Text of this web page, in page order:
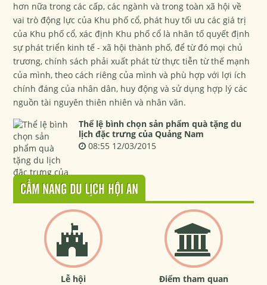
hơn nữa trong các cấp, các ngành và trong toàn xã hội về
vai trò động lực của Khu phố cổ, phát huy tối ưu các giá trị
của Khu phố cổ, xác định Khu phố cổ là nhân tố quyết định
sự phát triển kinh tế - xã hội thành phố, để từ đó mọi chủ
trương, chính sách phải xuất phát từ thực tiễn từ thế mạnh
của mình, theo cách riêng của mình và phù hợp với lợi ích
chính đáng của nhân dân, huy động và sử dụng hợp lý các
nguồn tài nguyên thiên nhiên và nhân văn.
Thể lệ bình chọn sản phẩm quà tặng du
lịch đặc trưng của Quảng Nam
08:55 12/03/2015
CẨM NANG DU LỊCH HỘI AN
Lễ hội Điểm tham quan